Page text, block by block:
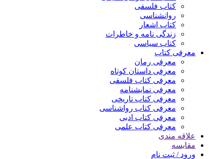
کتاب فلسفی
روانشناسی
کتاب اشعار
زندگی نامه و خاطرات
کتاب سیاسی
معرفی کتاب
معرفی رمان
معرفی داستان کوتاه
معرفی کتاب فلسفی
معرفی نمایشنامه
معرفی کتاب تاریخی
معرفی کتاب رواشناسی
معرفی کتاب ادبی
معرفی کتاب علمی
علاقه مندی
مقایسه
ورود / ثبت نام